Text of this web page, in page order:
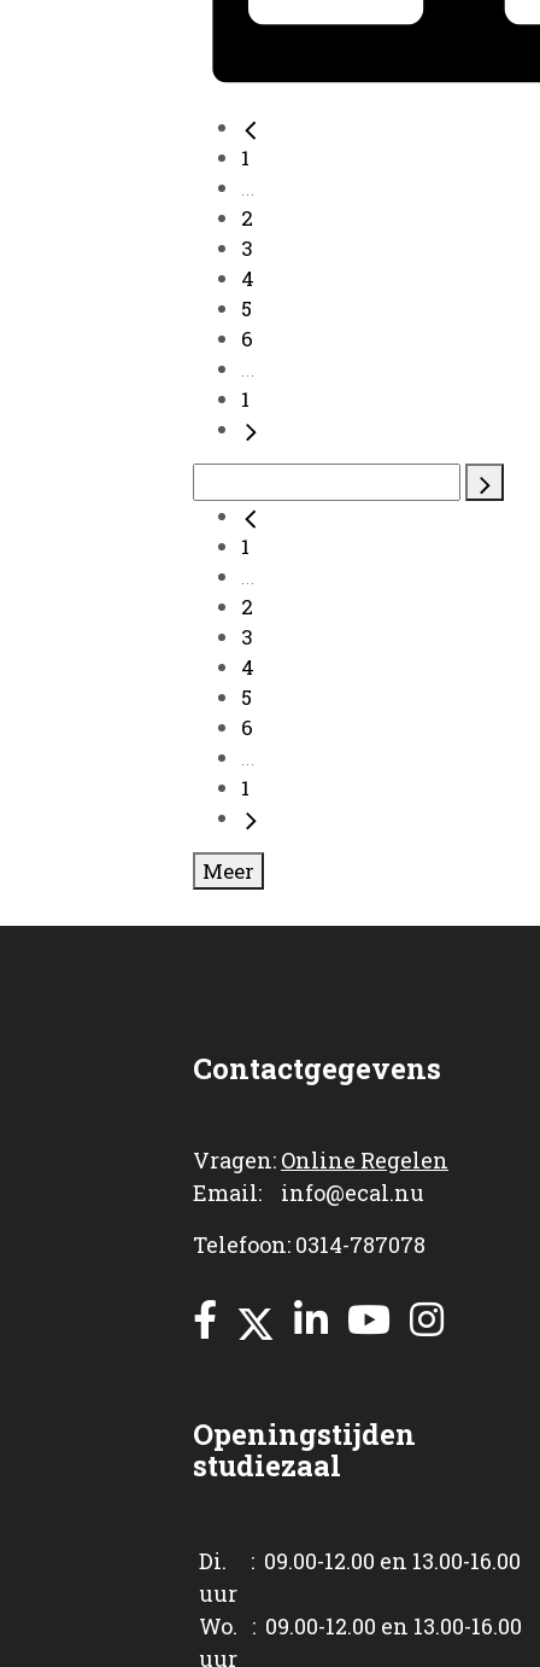
1
...
2
3
4
5
6
...
1
1
...
2
3
4
5
6
...
1
Meer
Contactgegevens
Vragen: Online Regelen
Email: info@ecal.nu
Telefoon: 0314-787078
Openingstijden
studiezaal
Di. : 09.00-12.00 en 13.00-16.00
uur
Wo. : 09.00-12.00 en 13.00-16.00
uur